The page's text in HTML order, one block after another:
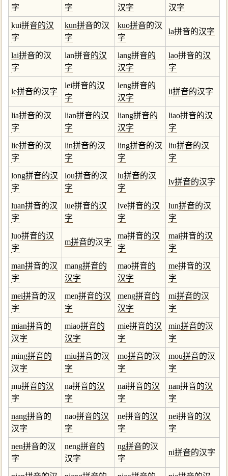
字
字
汉字
汉字
kui拼音的汉
字
kun拼音的汉
字
kuo拼音的汉
字
la拼音的汉字
lai拼音的汉
字
lan拼音的汉
字
lang拼音的
汉字
lao拼音的汉
字
le拼音的汉字
lei拼音的汉
字
leng拼音的
汉字
li拼音的汉字
lia拼音的汉
字
lian拼音的汉
字
liang拼音的
汉字
liao拼音的汉
字
lie拼音的汉
字
lin拼音的汉
字
ling拼音的汉
字
liu拼音的汉
字
long拼音的汉
字
lou拼音的汉
字
lu拼音的汉
字
lv拼音的汉字
luan拼音的汉
字
lue拼音的汉
字
lve拼音的汉
字
lun拼音的汉
字
luo拼音的汉
字
m拼音的汉字
ma拼音的汉
字
mai拼音的汉
字
man拼音的汉
字
mang拼音的
汉字
mao拼音的
汉字
me拼音的汉
字
mei拼音的汉
字
men拼音的汉
字
meng拼音的
汉字
mi拼音的汉
字
mian拼音的
汉字
miao拼音的
汉字
mie拼音的汉
字
min拼音的汉
字
ming拼音的
汉字
miu拼音的汉
字
mo拼音的汉
字
mou拼音的汉
字
mu拼音的汉
字
na拼音的汉
字
nai拼音的汉
字
nan拼音的汉
字
nang拼音的
汉字
nao拼音的汉
字
ne拼音的汉
字
nei拼音的汉
字
nen拼音的汉
字
neng拼音的
汉字
ng拼音的汉
字
ni拼音的汉字